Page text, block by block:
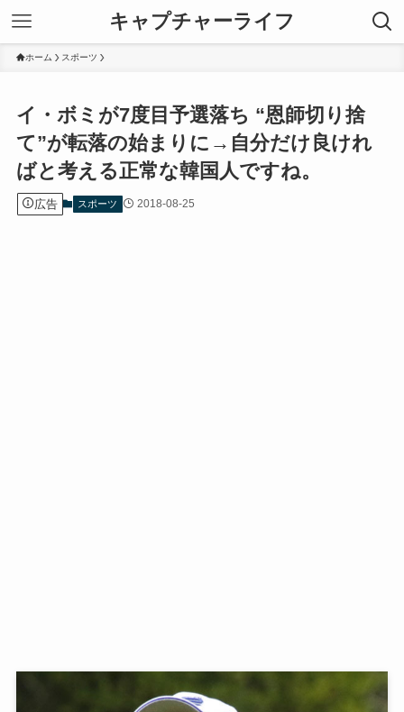
キャプチャーライフ
ホーム スポーツ
イ・ボミが7度目予選落ち “恩師切り捨
て”が転落の始まりに→自分だけ良けれ
ばと考える正常な韓国人ですね。
広告 スポーツ 2018-08-25